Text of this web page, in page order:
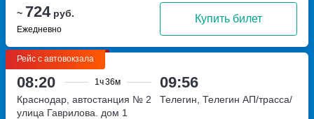
~ 724руб.
Ежедневно
Купить билет
Рейс с автовокзала
08:20 1ч36м 09:56
Краснодар, автостанция № 2
улица Гаврилова. дом 1
Телегин, Телегин АП/трасса/